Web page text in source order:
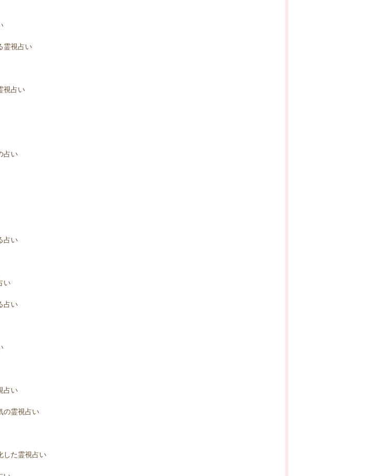
霊視占い
視占い
占い
占い
い
占い
占い
の霊視占い
した霊視占い